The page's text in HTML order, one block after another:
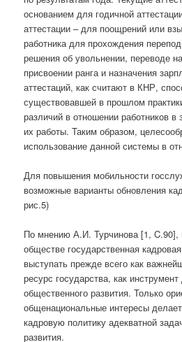
основанием для годичной
аттестации – для поощрений или
работника для прохождения
решения об увольнении, переводе
присвоении ранга и назначения
аттестаций, как считают в КНР,
существовавшей в прошлом
различий в отношении работников в
их работы. Таким образом,
использование данной системы в
Для повышения мобильности
возможные варианты обновления
рис.5)
По мнению А.И. Турчинова [1, C.90],
обществе государственная
выступать прежде всего как
ресурс государства, как
общественного развития. Только
общенациональные интересы
кадровую политику адекватной
развития.